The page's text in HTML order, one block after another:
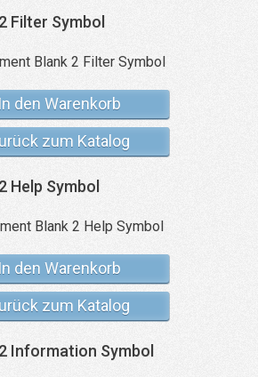
Filter Symbol
In den Warenkorb
zum Katalog
Help Symbol
In den Warenkorb
zum Katalog
Information Symbol